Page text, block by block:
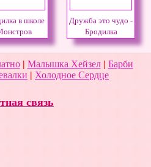
в школе
Дружба это чудо -
Бродилка
| Малышка Хейзел| Барби
| Холодное Сердце
связь